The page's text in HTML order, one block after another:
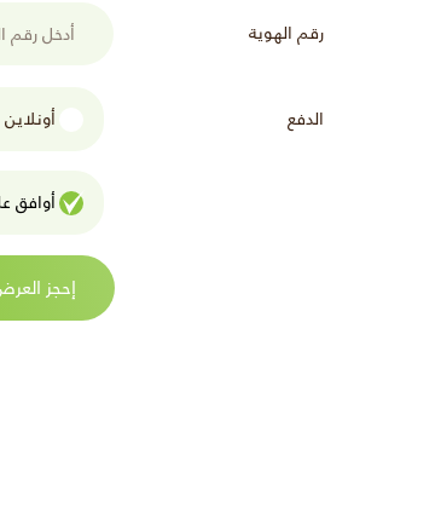
رقم الهوية
الدفع أونلاين
أوافق
إحجز